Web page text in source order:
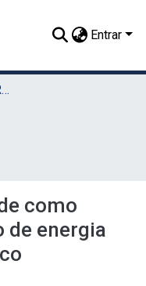
Entrar
01. Universidade Federal Rural de Pernambuco - UFRPE (Sede)
como
de energia